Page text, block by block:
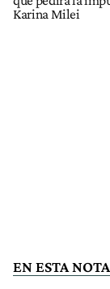
Karina Milei
EN ESTA NOTA